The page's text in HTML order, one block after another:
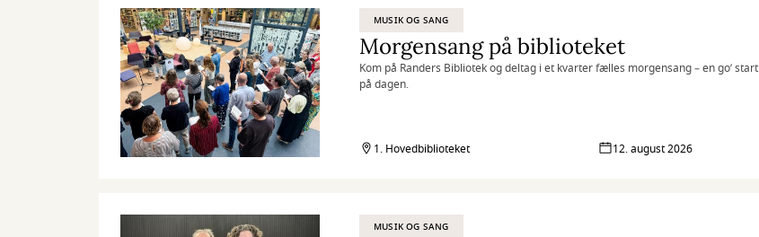
MUSIK OG SANG
Morgensang på biblioteket
Kom på Randers Bibliotek og deltag i et kvarter fælles morgensang – en go’ start
på dagen.
1. Hovedbiblioteket 12. august 2026
MUSIK OG SANG